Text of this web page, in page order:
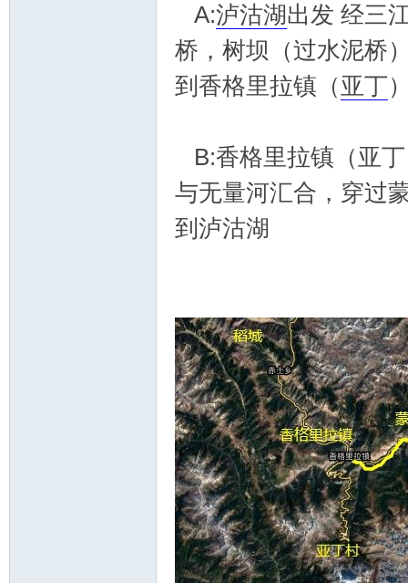
A:泸沽湖出发 经三
桥，树坝（过水泥桥
到香格里拉镇（亚丁
B:香格里拉镇（亚
与无量河汇合，穿过
到泸沽湖